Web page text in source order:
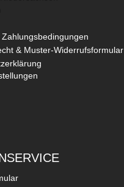
& Muster-Widerrufsformular